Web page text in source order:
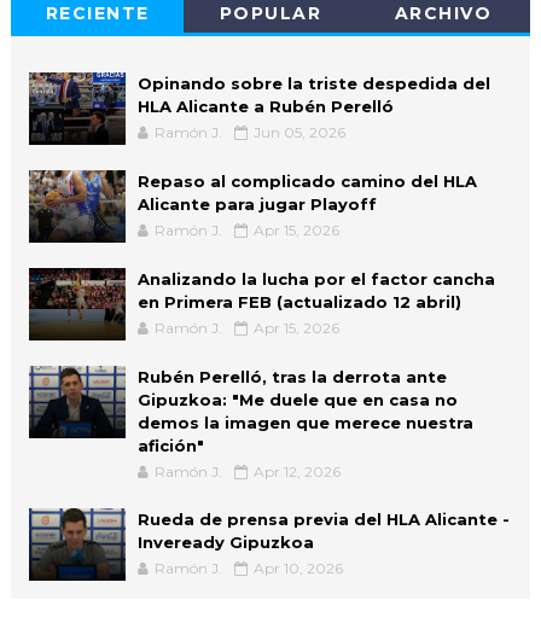
RECIENTE POPULAR ARCHIVO
Opinando sobre la triste despedida del
HLA Alicante a Rubén Perelló
Ramón J. Jun 05, 2026
Repaso al complicado camino del HLA
Alicante para jugar Playoff
Ramón J. Apr 15, 2026
Analizando la lucha por el factor cancha
en Primera FEB (actualizado 12 abril)
Ramón J. Apr 15, 2026
Rubén Perelló, tras la derrota ante
Gipuzkoa: "Me duele que en casa no
demos la imagen que merece nuestra
afición"
Ramón J. Apr 12, 2026
Rueda de prensa previa del HLA Alicante -
Inveready Gipuzkoa
Ramón J. Apr 10, 2026